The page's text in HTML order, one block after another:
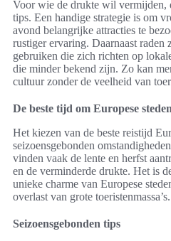
Voor wie de drukte wil vermijden,
tips. Een handige strategie is om
avond belangrijke attracties te
rustiger ervaring. Daarnaast raden
gebruiken die zich richten op
die minder bekend zijn. Zo kan
cultuur zonder de veelheid van
De beste tijd om Europese
Het kiezen van de beste reistijd
seizoensgebonden
vinden vaak de lente en herfst
en de verminderde drukte. Het is
unieke charme van Europese
overlast van grote toeristenmassa’s.
Seizoensgebonden tips